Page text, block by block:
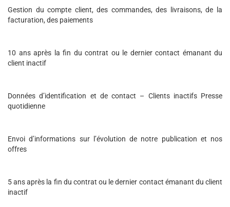
Gestion du compte client, des commandes, des livraisons, de la
facturation, des paiements
10 ans après la fin du contrat ou le dernier contact émanant du
client inactif
Données d’identification et de contact – Clients inactifs Presse
quotidienne
Envoi d’informations sur l’évolution de notre publication et nos
offres
5 ans après la fin du contrat ou le dernier contact émanant du client
inactif